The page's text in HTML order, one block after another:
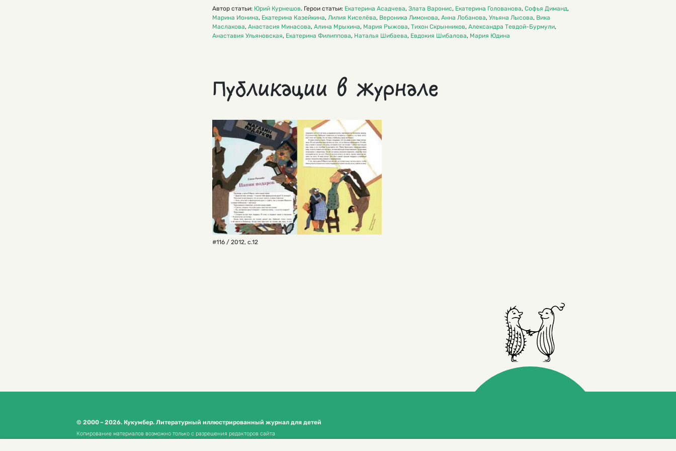
Автор статьи: Юрий Курнешов. Герои статьи: Екатерина Асадчева, Злата Варонис, Екатерина Голованова, Софья Диманд,
Марина Ионина, Екатерина Казейкина, Лилия Киселёва, Вероника Лимонова, Анна Лобанова, Ульяна Лысова, Вика
Маслакова, Анастасия Минасова, Алина Мрыхина, Мария Рыжова, Тихон Скрынников, Александра Тевдой-Бурмули,
Анаставия Ульяновская, Екатерина Филиппова, Наталья Шибаева, Евдокия Шибалова, Мария Юдина
Публикации в журнале
#116 / 2012, с.12
© 2000 – 2026. Кукумбер. Литературный иллюстрированный журнал для детей
Копирование материалов возможно только с разрешения редакторов сайта